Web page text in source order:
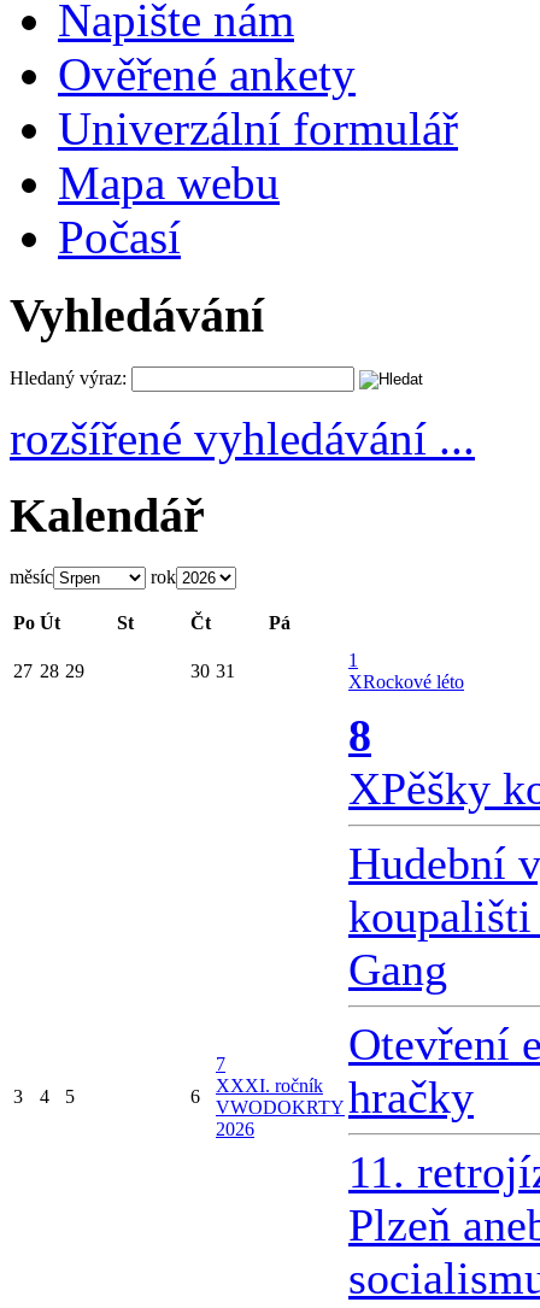
Napište nám
Ověřené ankety
Univerzální formulář
Mapa webu
Počasí
Vyhledávání
Hledaný výraz:
rozšířené vyhledávání ...
Kalendář
měsíc rok
Po Út St Čt Pá
27 28 29 30 31
1
XRockové léto
3 4 5 6
7
XXXI. ročník
VWODOKRTY
2026
8
XPěšky
Hudební
Gang
Otevření
hračky
11.
Plzeň